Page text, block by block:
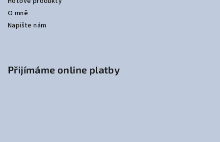
O mně
Napište nám
Přijímáme online platby